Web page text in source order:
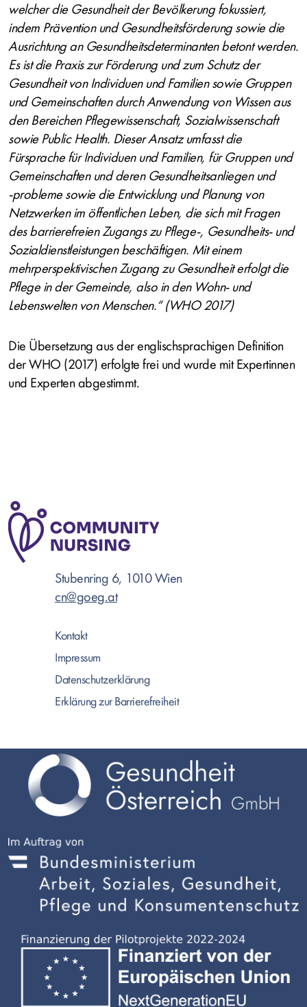
welcher die Gesundheit der Bevölkerung fokussiert,
indem Prävention und Gesundheitsförderung sowie die
Ausrichtung an Gesundheitsdeterminanten betont werden.
Es ist die Praxis zur Förderung und zum Schutz der
Gesundheit von Individuen und Familien sowie Gruppen
und Gemeinschaften durch Anwendung von Wissen aus
den Bereichen Pflegewissenschaft, Sozialwissenschaft
sowie Public Health. Dieser Ansatz umfasst die
Fürsprache für Individuen und Familien, für Gruppen und
Gemeinschaften und deren Gesundheitsanliegen und
‐probleme sowie die Entwicklung und Planung von
Netzwerken im öffentlichen Leben, die sich mit Fragen
des barrierefreien Zugangs zu Pflege‐, Gesundheits‐ und
Sozialdienstleistungen beschäftigen. Mit einem
mehrperspektivischen Zugang zu Gesundheit erfolgt die
Pflege in der Gemeinde, also in den Wohn‐ und
Lebenswelten von Menschen.“ (WHO 2017)
Die Übersetzung aus der englischsprachigen Definition
der WHO (2017) erfolgte frei und wurde mit Expertinnen
und Experten abgestimmt.
Stubenring 6, 1010 Wien
cn@goeg.at
Kontakt
Impressum
Datenschutzerklärung
Erklärung zur Barrierefreiheit